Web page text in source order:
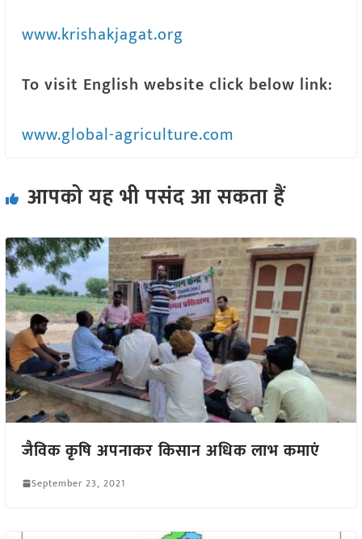
www.krishakjagat.org
To visit English website click below link:
www.global-agriculture.com
आपको यह भी पसंद आ सकता हैं
जैविक कृषि अपनाकर किसान अधिक लाभ कमाएं
September 23, 2021